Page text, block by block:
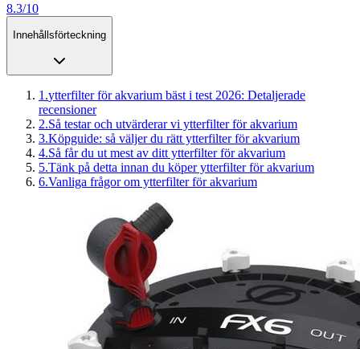
8.3/10
Innehållsförteckning
1 .ytterfilter för akvarium bäst i test 2026: Detaljerade
recensioner
2.Så testar och utvärderar vi ytterfilter för akvarium
3.Köpguide: så väljer du rätt ytterfilter för akvarium
4.Så får du ut mest av ditt ytterfilter för akvarium
5.Tänk på detta innan du köper ytterfilter för akvarium
6.Vanliga frågor om ytterfilter för akvarium